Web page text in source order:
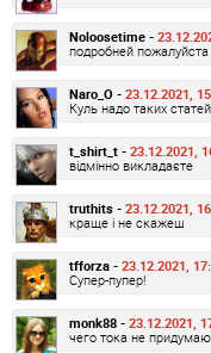
Noloosetime -
подробней пожалуйста
Naro_O - 23.12.2021,
Куль надо таких
t_shirt_t - 23.12.2021,
відмінно викладаєте
truthits - 23.12.2021,
краще і не скажеш
tfforza - 23.12.2021,
Супер-пупер!
monk88 - 23.12.2021,
чего тока не